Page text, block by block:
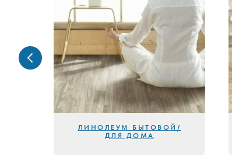
ЛИНОЛЕУМ БЫТОВОЙ/
ДЛЯ ДОМА